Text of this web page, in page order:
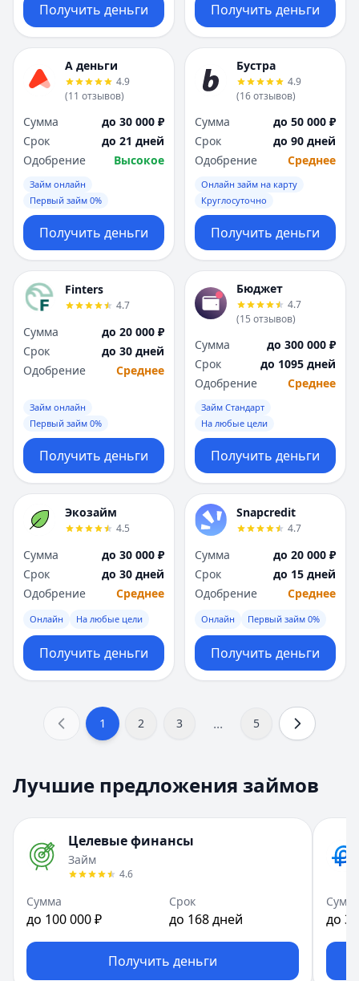
Получить деньги Получить деньги
А деньги
4.9
(11 отзывов)
Сумма
до 30 000 ₽
Срок
до 21 дней
Одобрение
Высокое
Займ онлайн
Первый займ 0%
Получить деньги
Бустра
4.9
(16отзывов)
Сумма
до 50 000 ₽
Срок
до 90 дней
Одобрение
Среднее
Онлайн займ на карту
Круглосуточно
Получить деньги
Finters
4.7
Сумма
до 20 000 ₽
Срок
до 30 дней
Одобрение
Среднее
Займ онлайн
Первый займ 0%
Получить деньги
Бюджет
4.7
(15 отзывов)
Сумма
до 300 000 ₽
Срок
до 1095 дней
Одобрение
Среднее
Займ Стандарт
На любые цели
Получить деньги
Экозайм
4.5
Сумма
до 30 000 ₽
Срок
до 30 дней
Одобрение
Среднее
Онлайн На любые цели
Получить деньги
Snapcredit
4.7
Сумма
до 20 000 ₽
Срок
до 15 дней
Одобрение
Среднее
Онлайн Первый займ 0%
Получить деньги
1 2 3 ... 5
Лучшие предложения займов
Целевые финансы
Займ
4.6
Сумма
до 100 000 ₽
Срок
до 168 дней
Получить деньги
до